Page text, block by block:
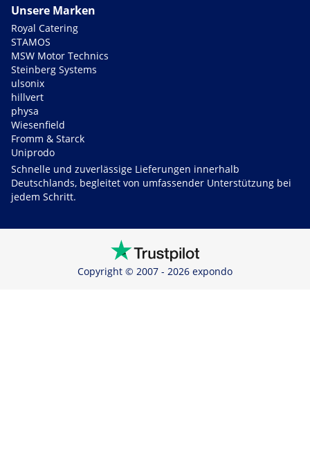
Unsere Marken
Royal Catering
STAMOS
MSW Motor Technics
Steinberg Systems
ulsonix
hillvert
physa
Wiesenfield
Fromm & Starck
Uniprodo
Schnelle und zuverlässige Lieferungen innerhalb
Deutschlands, begleitet von umfassender Unterstützung bei
jedem Schritt.
Copyright © 2007 - 2026 expondo